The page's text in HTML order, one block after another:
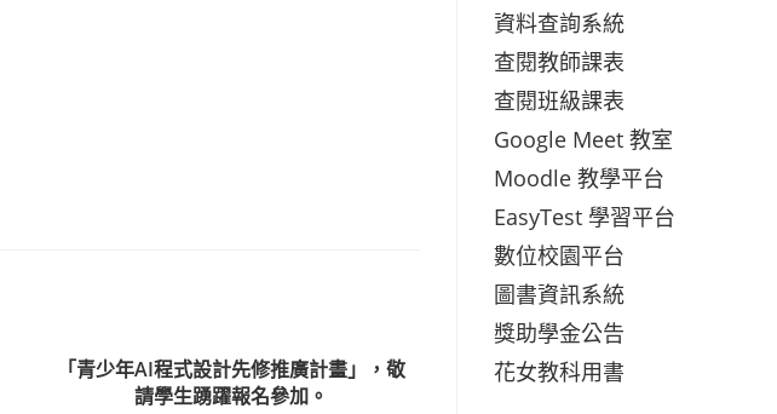
「青少年AI程式設計先修推廣計畫」，敬
請學生踴躍報名參加。
資料查詢系統
查閱教師課表
查閱班級課表
Google Meet 教室
Moodle 教學平台
EasyTest 學習平台
數位校園平台
圖書資訊系統
獎助學金公告
花女教科用書